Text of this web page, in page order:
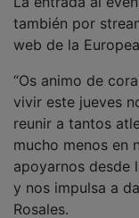
también por
web de la
vivir este jueves
reunir a tantos
mucho menos en
apoyarnos desde
y nos impulsa a
Rosales.